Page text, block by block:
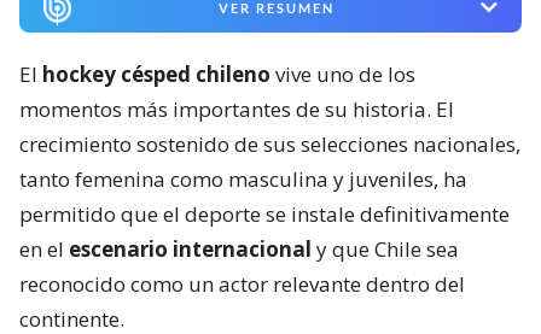
VER RESUMEN
El hockey césped chileno vive uno de los
momentos más importantes de su historia. El
crecimiento sostenido de sus selecciones nacionales,
tanto femenina como masculina y juveniles, ha
permitido que el deporte se instale definitivamente
en el escenario internacional y que Chile sea
reconocido como un actor relevante dentro del
continente.